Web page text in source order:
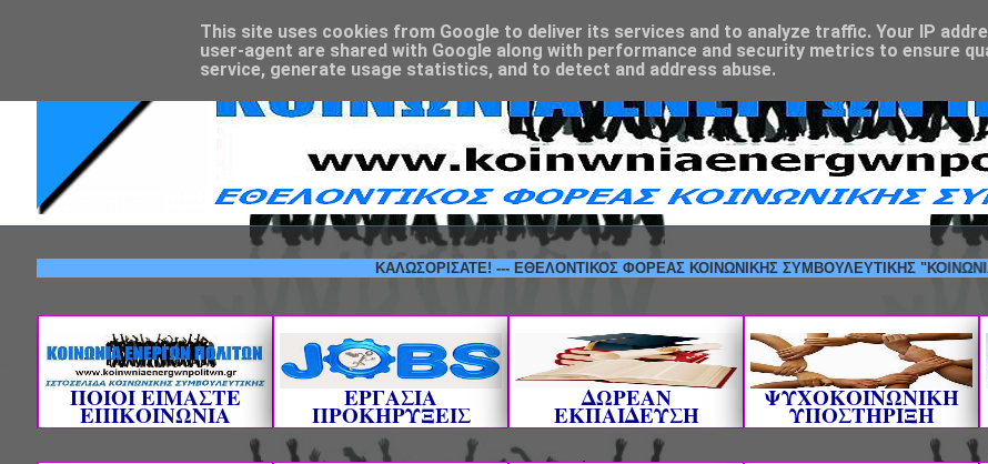
ΚΑΛΩΣΟΡΙΣΑΤΕ! --- ΕΘΕΛΟΝΤΙΚΟΣ ΦΟΡΕΑΣ ΚΟΙΝΩΝΙΚΗΣ ΣΥΜΒΟΥΛΕΥΤΙΚΗΣ "ΚΟΙΝΩΝΙΑ
ΠΟΙΟΙ ΕΙΜΑΣΤΕ
ΕΠΙΚΟΙΝΩΝΙΑ
ΕΡΓΑΣΙΑ
ΠΡΟΚΗΡΥΞΕΙΣ
ΔΩΡΕΑΝ
ΕΚΠΑΙΔΕΥΣΗ
ΨΥΧΟΚΟΙΝΩΝΙΚΗ
ΥΠΟΣΤΗΡΙΞΗ
This site uses cookies from Google to deliver its services and to analyze traffic. Your IP
user-agent are shared with Google along with performance and security metrics to ensure
service, generate usage statistics, and to detect and address abuse.